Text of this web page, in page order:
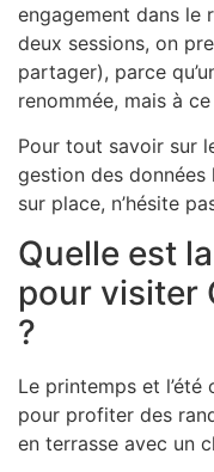
engagement dans le
deux sessions, on
partager), parce
renommée, mais à
Pour tout savoir sur
gestion des
sur place, n’hésite
Quelle est
pour visiter
?
Le printemps et
pour profiter des
en terrasse avec un